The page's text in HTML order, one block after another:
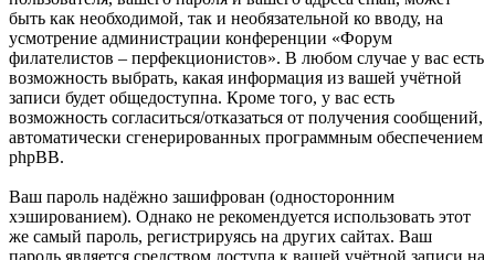
быть как необходимой, так и необязательной ко вводу, на
усмотрение администрации конференции «Форум
филателистов – перфекционистов». В любом случае у вас есть
возможность выбрать, какая информация из вашей учётной
записи будет общедоступна. Кроме того, у вас есть
возможность согласиться/отказаться от получения сообщений,
автоматически сгенерированных программным обеспечением
phpBB.
Ваш пароль надёжно зашифрован (односторонним
хэшированием). Однако не рекомендуется использовать этот
же самый пароль, регистрируясь на других сайтах. Ваш